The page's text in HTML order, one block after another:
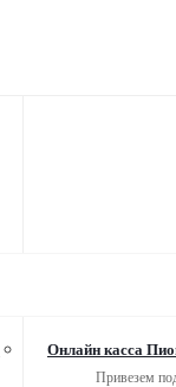
Онлайн касса
Привезем